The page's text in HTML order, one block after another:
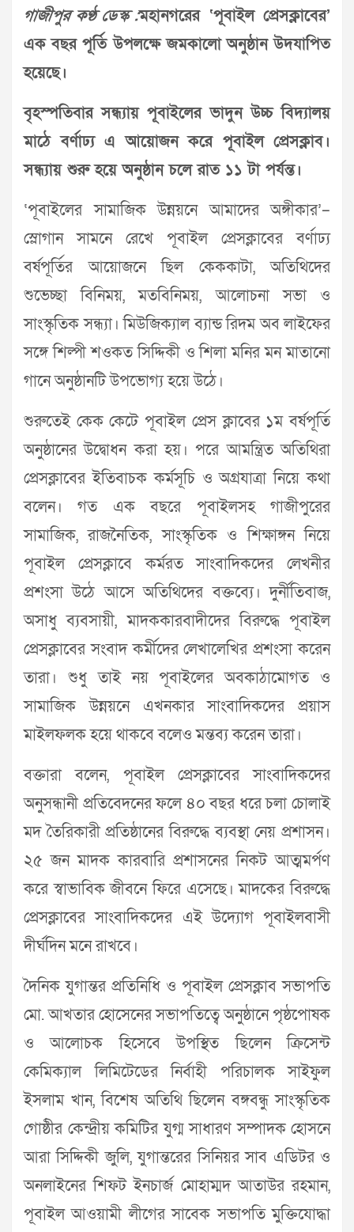
গাজীপুর কণ্ঠ ডেস্ক :মহানগরের ‘পূবাইল প্রেসক্লাবের’
এক বছর পূর্তি উপলক্ষে জমকালো অনুষ্ঠান উদযাপিত
হয়েছে।
বৃহস্পতিবার সন্ধ্যায় পূবাইলের ভাদুন উচ্চ বিদ্যালয়
মাঠে বর্ণাঢ্য এ আয়োজন করে পূবাইল প্রেসক্লাব।
সন্ধ্যায় শুরু হয়ে অনুষ্ঠান চলে রাত ১১ টা পর্যন্ত।
‘পূবাইলের সামাজিক উন্নয়নে আমাদের অঙ্গীকার’–
স্লোগান সামনে রেখে পূবাইল প্রেসক্লাবের বর্ণাঢ্য
বর্ষপূর্তির আয়োজনে ছিল কেককাটা, অতিথিদের
শুভেচ্ছা বিনিময়, মতবিনিময়, আলোচনা সভা ও
সাংস্কৃতিক সন্ধ্যা। মিউজিক্যাল ব্যান্ড রিদম অব লাইফের
সঙ্গে শিল্পী শওকত সিদ্দিকী ও শিলা মনির মন মাতানো
গানে অনুষ্ঠানটি উপভোগ্য হয়ে উঠে।
শুরুতেই কেক কেটে পূবাইল প্রেস ক্লাবের ১ম বর্ষপূর্তি
অনুষ্ঠানের উদ্বোধন করা হয়। পরে আমন্ত্রিত অতিথিরা
প্রেসক্লাবের ইতিবাচক কর্মসূচি ও অগ্রযাত্রা নিয়ে কথা
বলেন। গত এক বছরে পূবাইলসহ গাজীপুরের
সামাজিক, রাজনৈতিক, সাংস্কৃতিক ও শিক্ষাঙ্গন নিয়ে
পূবাইল প্রেসক্লাবে কর্মরত সাংবাদিকদের লেখনীর
প্রশংসা উঠে আসে অতিথিদের বক্তব্যে। দুর্নীতিবাজ,
অসাধু ব্যবসায়ী, মাদককারবাদীদের বিরুদ্ধে পূবাইল
প্রেসক্লাবের সংবাদ কর্মীদের লেখালেখির প্রশংসা করেন
তারা। শুধু তাই নয় পূবাইলের অবকাঠামোগত ও
সামাজিক উন্নয়নে এখনকার সাংবাদিকদের প্রয়াস
মাইলফলক হয়ে থাকবে বলেও মন্তব্য করেন তারা।
বক্তারা বলেন, পূবাইল প্রেসক্লাবের সাংবাদিকদের
অনুসন্ধানী প্রতিবেদনের ফলে ৪০ বছর ধরে চলা চোলাই
মদ তৈরিকারী প্রতিষ্ঠানের বিরুদ্ধে ব্যবস্থা নেয় প্রশাসন।
২৫ জন মাদক কারবারি প্রশাসনের নিকট আত্মমর্পণ
করে স্বাভাবিক জীবনে ফিরে এসেছে। মাদকের বিরুদ্ধে
প্রেসক্লাবের সাংবাদিকদের এই উদ্যোগ পূবাইলবাসী
দীর্ঘদিন মনে রাখবে।
দৈনিক যুগান্তর প্রতিনিধি ও পূবাইল প্রেসক্লাব সভাপতি
মো. আখতার হোসেনের সভাপতিত্বে অনুষ্ঠানে পৃষ্ঠপোষক
ও আলোচক হিসেবে উপস্থিত ছিলেন ক্রিসেন্ট
কেমিক্যাল লিমিটেডের নির্বাহী পরিচালক সাইফুল
ইসলাম খান, বিশেষ অতিথি ছিলেন বঙ্গবন্ধু সাংস্কৃতিক
গোষ্ঠীর কেন্দ্রীয় কমিটির যুগ্ম সাধারণ সম্পাদক হোসনে
আরা সিদ্দিকী জুলি, যুগান্তরের সিনিয়র সাব এডিটর ও
অনলাইনের শিফট ইনচার্জ মোহাম্মদ আতাউর রহমান,
পূবাইল আওয়ামী লীগের সাবেক সভাপতি মুক্তিযোদ্ধা